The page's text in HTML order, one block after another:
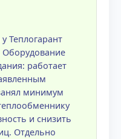
Теплогарант
Оборудование
работает
минимум
и снизить
Отдельно